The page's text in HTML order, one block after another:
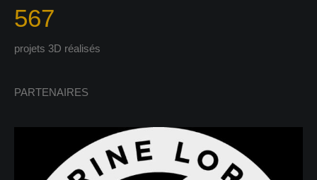
567
projets 3D réalisés
PARTENAIRES